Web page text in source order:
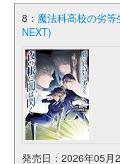
8： 魔法科高校の劣
NEXT)
発売日：2026年05月